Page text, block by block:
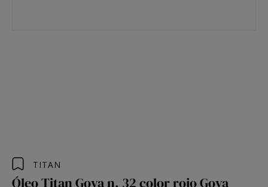
TITAN
Óleo Titan Goya n. 32 color rojo Goya